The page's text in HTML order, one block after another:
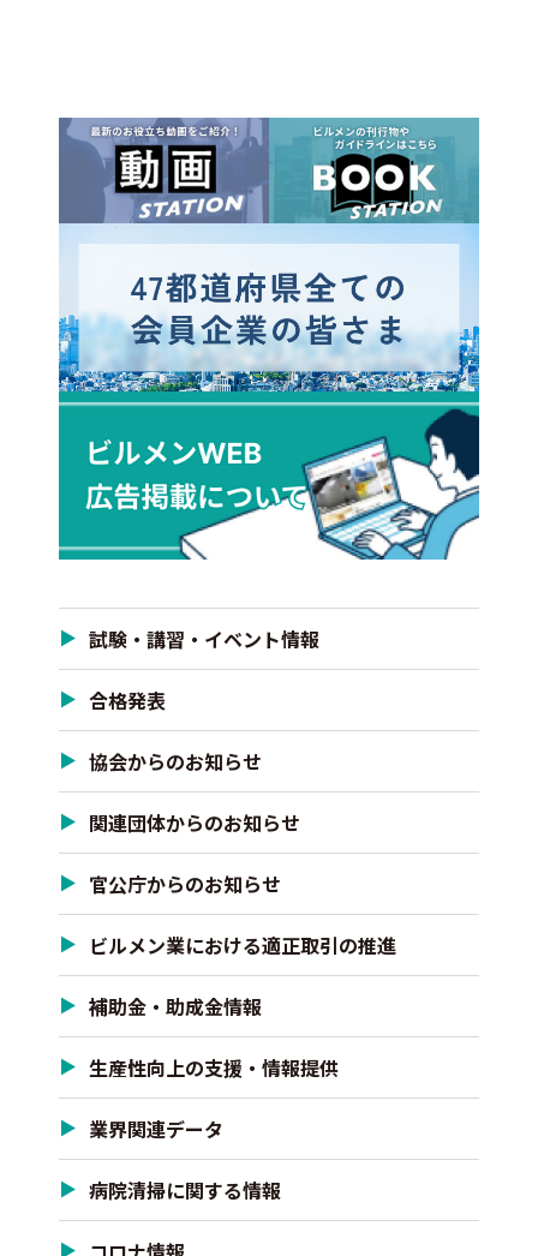
試験・講習・イベント情報
合格発表
協会からのお知らせ
関連団体からのお知らせ
官公庁からのお知らせ
ビルメン業における適正取引の推進
補助金・助成金情報
生産性向上の支援・情報提供
業界関連データ
病院清掃に関する情報